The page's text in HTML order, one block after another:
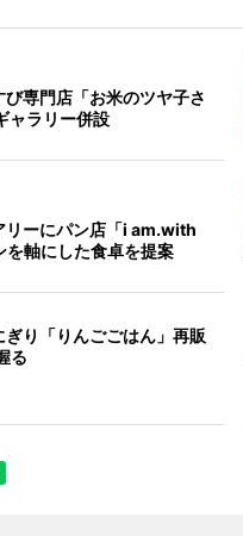
専門店「お米のツヤ子さ
ャラリー併設
リーにパン店「i am.with
軸にした食卓を提案
ぎり「りんごごはん」再販
る